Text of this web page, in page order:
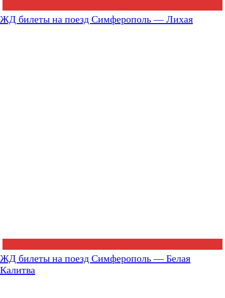
ЖД билеты на поезд Симферополь — Лихая
ЖД билеты на поезд Симферополь — Белая
Калитва